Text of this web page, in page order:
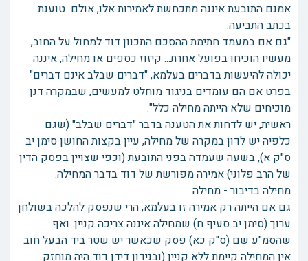
אמנם התובעת איננה מתכחשת לאמירות אלו, אולם טוענת
בכתב התביעה:
"גם אם במעמד חתימת ההסכם התכוון דוד למחול על החוב,
מעשיו הוכיחו בפועל אחרת... קיזוז כספים או מחילה, איננה
יכולה להיעשות בדברים בעלמא, "דברים שבלב אינם דברים"
בפרט אם הם עומדים בניגוד מוחלט למעשים, שבמקרה דנן
מוכיחים שלא הייתה מחילה כלל".
ראשית, יש לדחות את הטענה בדבר "דברים שבלב" (שגם
כלפיה יש לדון במקרה של מחילה, עיין בקצות החושן סימן יב
ס"ק א), בשעה שעמדה בפני התובעת (וכפי שצויין בפסק הדין
של הרב פלוני) אמירה מפורשת של דוד בדבר המחילה.
מחילה בדיבור - מחילה
גם אם הייתה רק אמירה זו בעלמא, הרי שנפסק להלכה בשולחן
ערוך (סימן יב סעיף ח) שמחילה איננה צריכה קניין. ואף
שהסמ"ע שם (ס"ק כא) פסק שכאשר יש שטר ביד הבעל חוב
אין המחילה קיימת ללא קניין (ובנידון דידן דוד היה מוחזק